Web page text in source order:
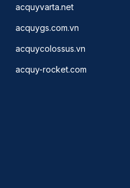
acquyvarta.net
acquygs.com.vn
acquycolossus.vn
acquy-rocket.com